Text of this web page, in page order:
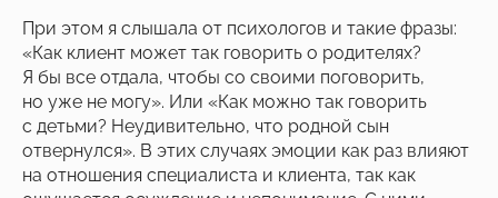
При этом я слышала от психологов и такие фразы:
«Как клиент может так говорить о родителях?
Я бы все отдала, чтобы со своими поговорить,
но уже не могу». Или «Как можно так говорить
с детьми? Неудивительно, что родной сын
отвернулся». В этих случаях эмоции как раз влияют
на отношения специалиста и клиента, так как